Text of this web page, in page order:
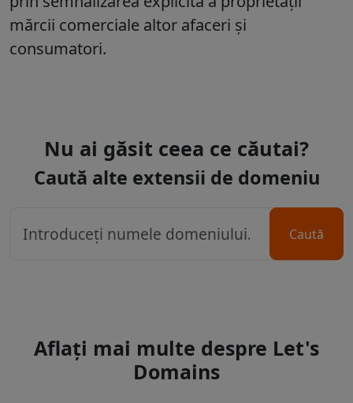
mărcii comerciale altor afaceri și
consumatori.
Nu ai găsit ceea ce căutai?
Caută alte extensii de domeniu
Caută